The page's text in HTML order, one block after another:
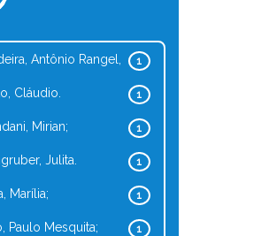
1
Antônio Rangel,
1
Cláudio.
1
Mirian;
1
Julita.
1
Marília;
1
Paulo Mesquita;